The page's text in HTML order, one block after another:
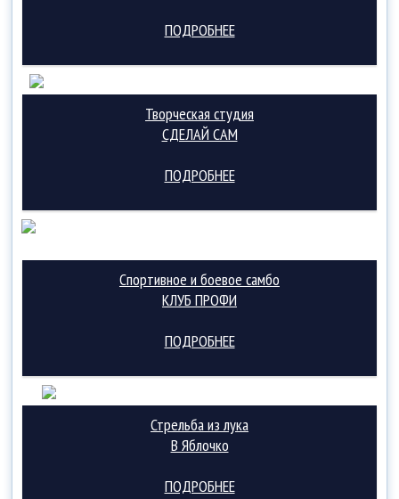
ПОДРОБНЕЕ
Творческая студия
СДЕЛАЙ САМ
ПОДРОБНЕЕ
Спортивное и боевое самбо
КЛУБ ПРОФИ
ПОДРОБНЕЕ
Стрельба из лука
В Яблочко
ПОДРОБНЕЕ